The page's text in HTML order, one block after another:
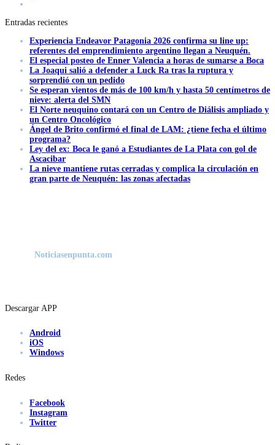
Entradas recientes
Experiencia Endeavor Patagonia 2026 confirma su line up:
referentes del emprendimiento argentino llegan a Neuquén.
El especial posteo de Enner Valencia a horas de sumarse a Boca
La Joaqui salió a defender a Luck Ra tras la ruptura y
sorprendió con un pedido
Se esperan vientos de más de 100 km/h y hasta 50 centímetros de
nieve: alerta del SMN
El Norte neuquino contará con un Centro de Diálisis ampliado y
un Centro Oncológico
Ángel de Brito confirmó el final de LAM: ¿tiene fecha el último
programa?
Ley del ex: Boca le ganó a Estudiantes de La Plata con gol de
Ascacibar
La nieve mantiene rutas cerradas y complica la circulación en
gran parte de Neuquén: las zonas afectadas
Noticiasenpunta.com
Descargar APP
Android
iOS
Windows
Redes
Facebook
Instagram
Twitter